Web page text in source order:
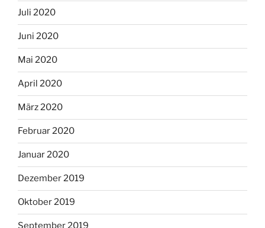
Juli 2020
Juni 2020
Mai 2020
April 2020
März 2020
Februar 2020
Januar 2020
Dezember 2019
Oktober 2019